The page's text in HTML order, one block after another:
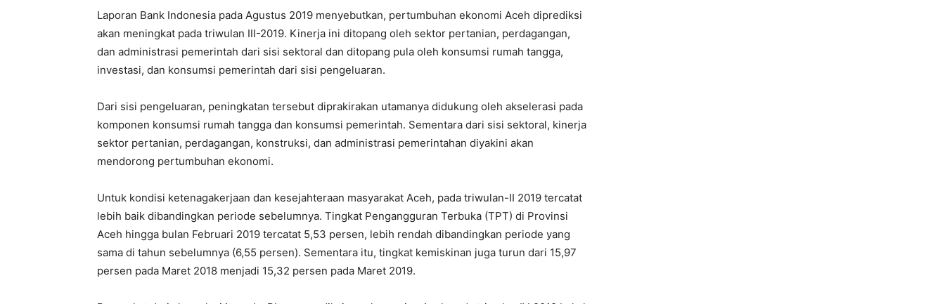
Laporan Bank Indonesia pada Agustus 2019 menyebutkan, pertumbuhan ekonomi Aceh diprediksi
akan meningkat pada triwulan III-2019. Kinerja ini ditopang oleh sektor pertanian, perdagangan,
dan administrasi pemerintah dari sisi sektoral dan ditopang pula oleh konsumsi rumah tangga,
investasi, dan konsumsi pemerintah dari sisi pengeluaran.
Dari sisi pengeluaran, peningkatan tersebut diprakirakan utamanya didukung oleh akselerasi pada
komponen konsumsi rumah tangga dan konsumsi pemerintah. Sementara dari sisi sektoral, kinerja
sektor pertanian, perdagangan, konstruksi, dan administrasi pemerintahan diyakini akan
mendorong pertumbuhan ekonomi.
Untuk kondisi ketenagakerjaan dan kesejahteraan masyarakat Aceh, pada triwulan-II 2019 tercatat
lebih baik dibandingkan periode sebelumnya. Tingkat Pengangguran Terbuka (TPT) di Provinsi
Aceh hingga bulan Februari 2019 tercatat 5,53 persen, lebih rendah dibandingkan periode yang
sama di tahun sebelumnya (6,55 persen). Sementara itu, tingkat kemiskinan juga turun dari 15,97
persen pada Maret 2018 menjadi 15,32 persen pada Maret 2019.